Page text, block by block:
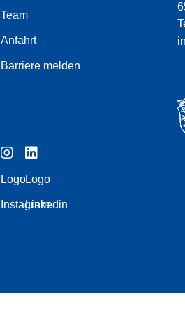
Team
Anfahrt
Barriere melden
Logo
Instagram
Logo
Linkedin